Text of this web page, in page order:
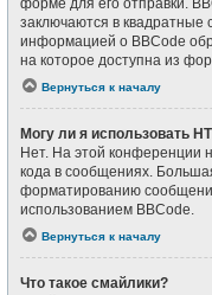
форме для его отправки.
заключаются в квадратные
информацией о BBCode
на которое доступна из
Вернуться к началу
Могу ли я использовать
Нет. На этой конференции
кода в сообщениях.
форматированию
использованием BBCode.
Вернуться к началу
Что такое смайлики?